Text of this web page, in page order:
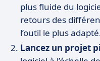
plus fluide du
retours des
l’outil le plus
Lancez un projet